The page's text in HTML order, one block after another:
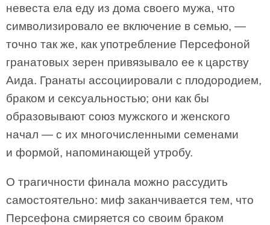
невеста ела еду из дома своего мужа, что
символизировало ее включение в семью, —
точно так же, как употребление Персефоной
гранатовых зерен привязывало ее к царству
Аида. Гранаты ассоциировали с плодородием,
браком и сексуальностью; они как бы
образовывают союз мужского и женского
начал — с их многочисленными семенами
и формой, напоминающей утробу.
О трагичности финала можно рассудить
самостоятельно: миф заканчивается тем, что
Персефона смиряется со своим браком